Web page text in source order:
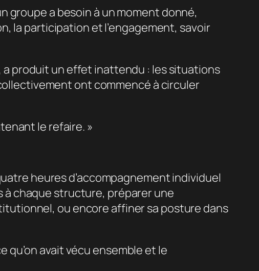
groupe a besoin à un moment donné,
la participation et l’engagement, savoir
a produit un effet inattendu : les situations
ont commencé à circuler
le refaire. »
heures d’accompagnement individuel
à chaque structure, préparer une
ou encore affiner sa posture dans
qu’on avait vécu ensemble et le